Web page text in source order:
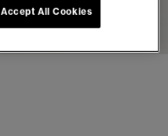
4 5
Accept All Cookies